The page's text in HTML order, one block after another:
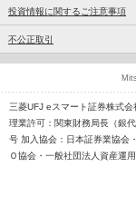
投資情報に関するご注意事項
不公正取引
三菱UFJ eスマート証券株式
理業許可：関東財務局長（銀
号 加入協会：日本証券業協
Ｏ協会・一般社団法人資産運